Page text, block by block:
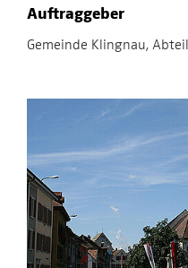
Auftraggeber
Gemeinde Klingnau,